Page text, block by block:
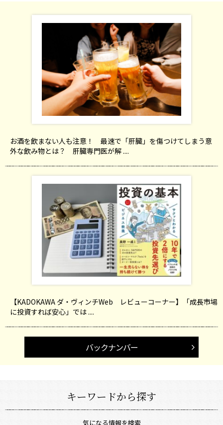
お酒を飲まない人も注意！ 最速で「肝臓」を傷つけてしまう意
外な飲み物とは？ 肝臓専門医が解 ....
【KADOKAWA ダ・ヴィンチWeb レビューコーナー】「成長市場
に投資すれば安心」では ....
バックナンバー
キーワードから探す
気になる情報を検索